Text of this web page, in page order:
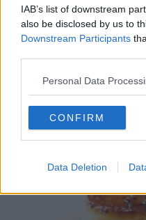
IAB’s list of downstream
also be disclosed by us to
Downstream Participants
Personal Data
CONFIRM
Data Deletion
Soia la cuptor